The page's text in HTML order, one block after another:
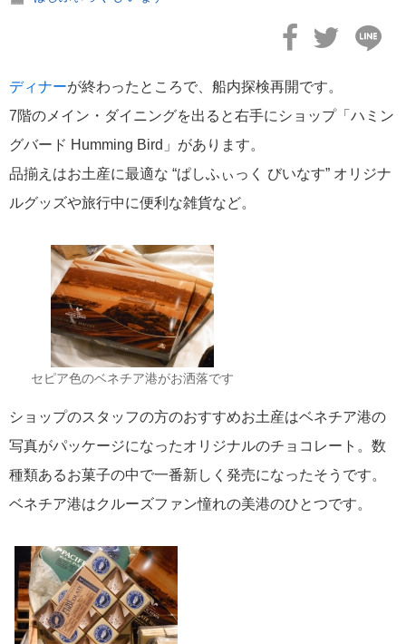
ディナーが終わったところで、船内探検再開です。
7階のメイン・ダイニングを出ると右手にショップ「ハミン
グバード Humming Bird」があります。
品揃えはお土産に最適な “ぱしふぃっく びいなす” オリジナ
ルグッズや旅行中に便利な雑貨など。
セピア色のベネチア港がお洒落です
ショップのスタッフの方のおすすめお土産はベネチア港の
写真がパッケージになったオリジナルのチョコレート。数
種類あるお菓子の中で一番新しく発売になったそうです。
ベネチア港はクルーズファン憧れの美港のひとつです。